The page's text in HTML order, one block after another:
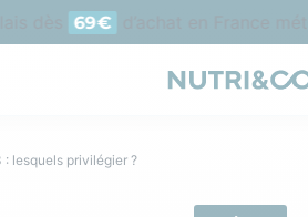
69€ d’achat en France
lesquels privilégier ?